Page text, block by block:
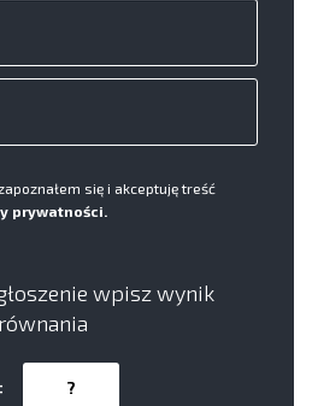
się i akceptuję treść
prywatności.
wpisz wynik
równania